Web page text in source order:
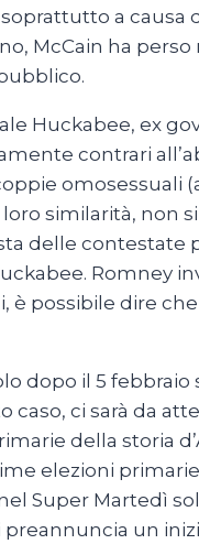
a causa
McCain ha
Huckabee, ex
contrari
omosessuali
similarità, non
delle contestate
Romney
possibile dire che
dopo il 5 febbraio
caso, ci sarà da
della storia
elezioni
Super Martedì
un